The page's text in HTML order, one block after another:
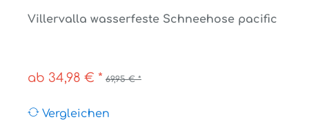
Villervalla wasserfeste Schneehose pacific
ab 34,98 € * 69,95 € *
Vergleichen